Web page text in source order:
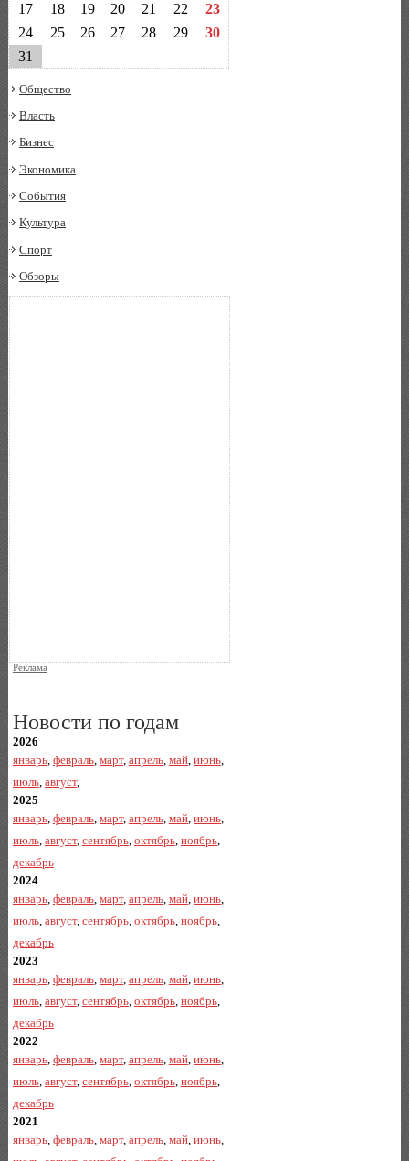
17
18 19 20 21 22
23
24
25 26 27 28 29
30
31
Общество
Власть
Бизнес
Экономика
События
Культура
Спорт
Обзоры
Реклама
Новости по годам
2026
январь, февраль, март, апрель, май, июнь,
июль, август,
2025
январь, февраль, март, апрель, май, июнь,
июль, август, сентябрь, октябрь, ноябрь,
декабрь
2024
январь, февраль, март, апрель, май, июнь,
июль, август, сентябрь, октябрь, ноябрь,
декабрь
2023
январь, февраль, март, апрель, май, июнь,
июль, август, сентябрь, октябрь, ноябрь,
декабрь
2022
январь, февраль, март, апрель, май, июнь,
июль, август, сентябрь, октябрь, ноябрь,
декабрь
2021
январь, февраль, март, апрель, май, июнь,